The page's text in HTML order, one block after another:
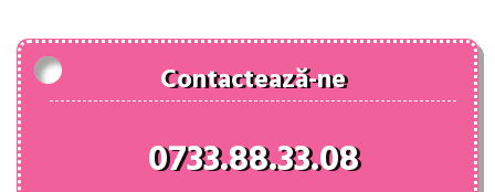
Contactează-ne
0733.88.33.08